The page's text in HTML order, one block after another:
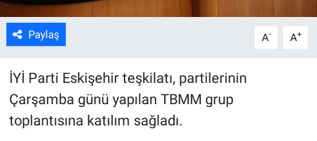
Paylaş A- A+
İYİ Parti Eskişehir teşkilatı, partilerinin
Çarşamba günü yapılan TBMM grup
toplantısına katılım sağladı.